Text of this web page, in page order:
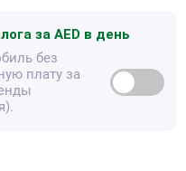
за AED в день
без
плату за